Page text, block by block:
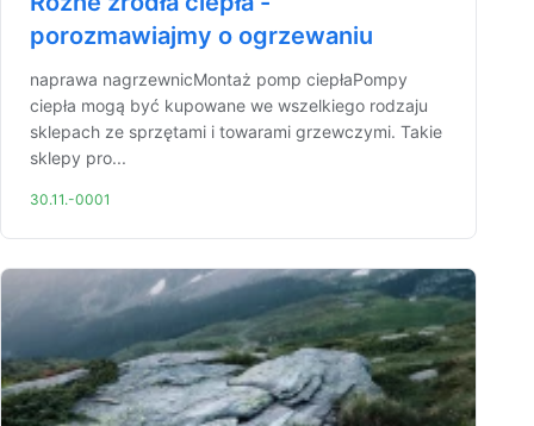
porozmawiajmy o ogrzewaniu
naprawa nagrzewnicMontaż pomp ciepłaPompy
ciepła mogą być kupowane we wszelkiego rodzaju
sklepach ze sprzętami i towarami grzewczymi. Takie
sklepy pro...
30.11.-0001